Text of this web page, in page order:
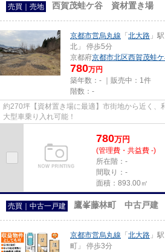
売買｜売地 西賀茂蛙ケ谷 資材置き場
京都市営烏丸線 「 北大路 」
北」 停歩5分
京都府京都市北区西賀茂蛙
780万円
築年数：- ｜販売中： 1件
階数：-
約270坪【資材置き場に最適】市街地から近く、
大型車乗り入れ可能！
780万円
(管理費・共益費 -)
所在階：-
間取り：-
面積：893.00㎡
売買｜中古一戸建 鷹峯藤林町 中古戸建
京都市営烏丸線 「 北大路 」
町」 停歩3分